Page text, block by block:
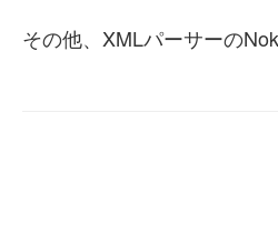
その他、XMLパーサーの